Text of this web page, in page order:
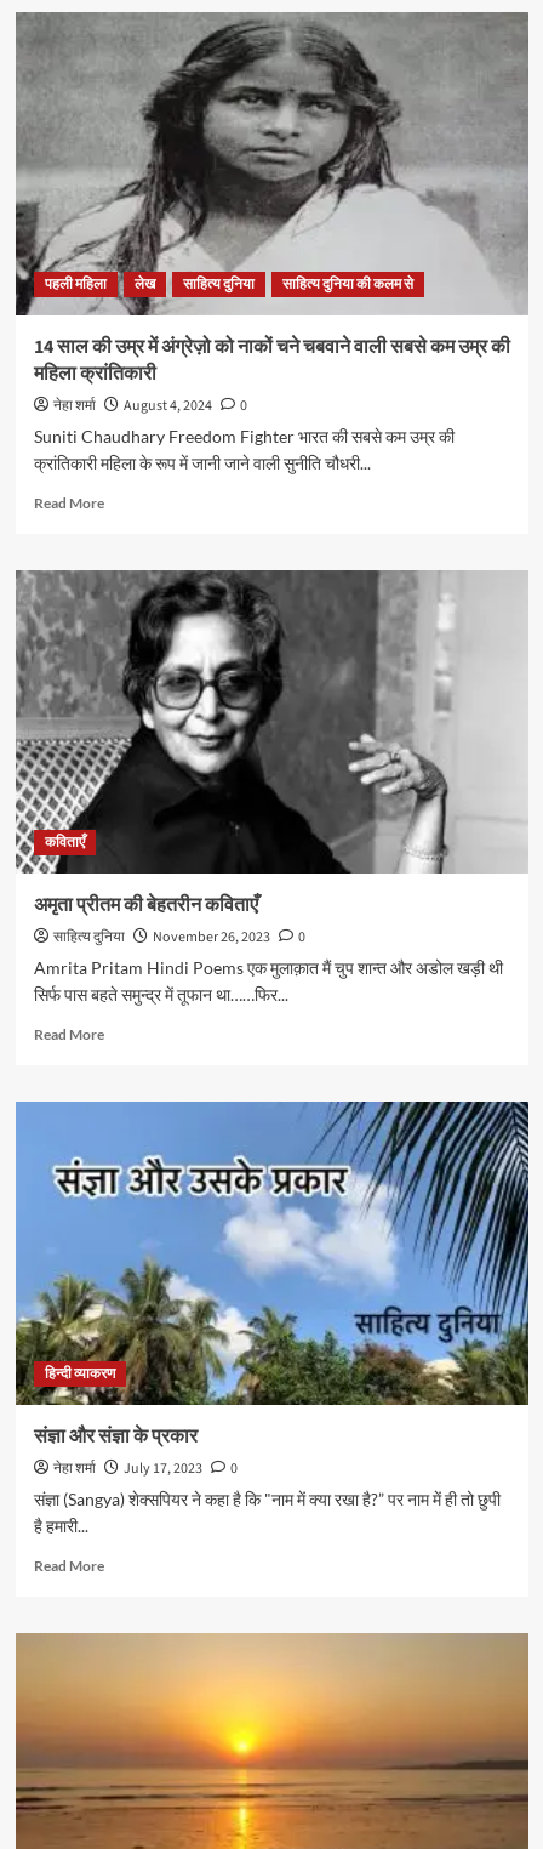
भोगेश्वरी
फुकनानी
पहली महिला लेख साहित्य दुनिया साहित्य दुनिया की कलम से
14 साल की उम्र में अंग्रेज़ो को नाकों चने चबवाने वाली सबसे कम उम्र की
महिला क्रांतिकारी
नेहा शर्मा August 4, 2024
0
Suniti Chaudhary Freedom Fighter भारत की सबसे कम उम्र की
क्रांतिकारी महिला के रूप में जानी जाने वाली सुनीति चौधरी...
Read MoreRead
14
साल
उम्र
में
अंग्रेज़ो
को
नाकों
चने
चबवाने
महिला
क्रांतिकारी
कविताएँ
अमृता प्रीतम की बेहतरीन कविताएँ
साहित्य दुनिया November 26, 2023
0
Amrita Pritam Hindi Poems एक मुलाक़ात मैं चुप शान्त और अडोल खड़ी थी
सिर्फ पास बहते समुन्द्र में तूफान था……फिर...
Read MoreRead
अमृता
बेहतरीन
कविताएँ
हिन्दी व्याकरण
संज्ञा और संज्ञा के प्रकार
नेहा शर्मा July 17, 2023
0
संज्ञा (Sangya) शेक्सपियर ने कहा है कि "नाम में क्या रखा है?” पर नाम में ही तो छुपी
है हमारी...
Read MoreRead
संज्ञा